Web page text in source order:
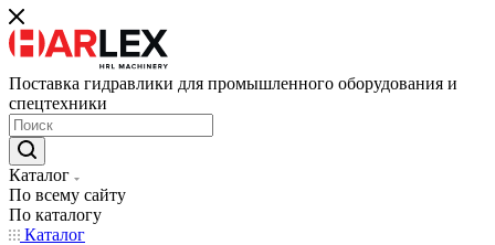
Поставка гидравлики для промышленного оборудования и
спецтехники
Каталог
По всему сайту
По каталогу
Каталог